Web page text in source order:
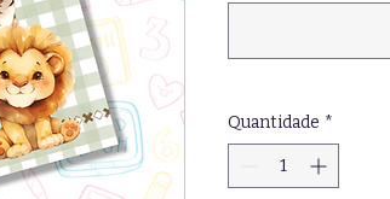
Quantidade *